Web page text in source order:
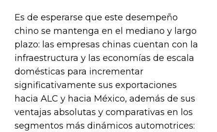
Es de esperarse que este desempeño
chino se mantenga en el mediano y largo
plazo: las empresas chinas cuentan con la
infraestructura y las economías de escala
domésticas para incrementar
significativamente sus exportaciones
hacia ALC y hacia México, además de sus
ventajas absolutas y comparativas en los
segmentos más dinámicos automotrices: